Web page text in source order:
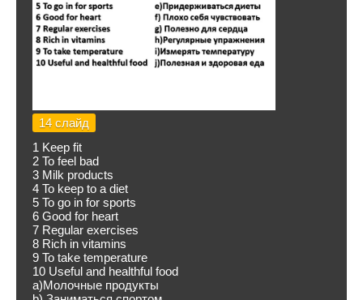
14 слайд
1 Keep fit
2 To feel bad
3 Milk products
4 To keep to a diet
5 To go in for sports
6 Good for heart
7 Regular exercises
8 Rich in vitamins
9 To take temperature
10 Useful and healthful food
a)Молочные продукты